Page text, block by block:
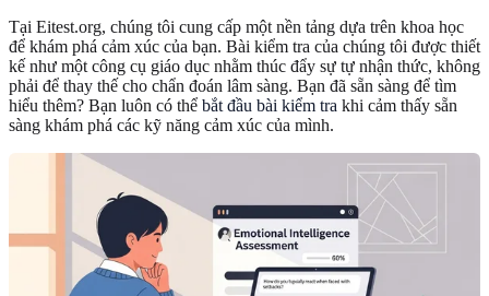
Tại Eitest.org, chúng tôi cung cấp một nền tảng dựa trên khoa học
để khám phá cảm xúc của bạn. Bài kiểm tra của chúng tôi được thiết
kế như một công cụ giáo dục nhằm thúc đẩy sự tự nhận thức, không
phải để thay thế cho chẩn đoán lâm sàng. Bạn đã sẵn sàng để tìm
hiểu thêm? Bạn luôn có thể bắt đầu bài kiểm tra khi cảm thấy sẵn
sàng khám phá các kỹ năng cảm xúc của mình.